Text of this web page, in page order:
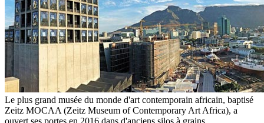
Le plus grand musée du monde d'art contemporain africain, baptisé
Zeitz MOCAA (Zeitz Museum of Contemporary Art Africa), a